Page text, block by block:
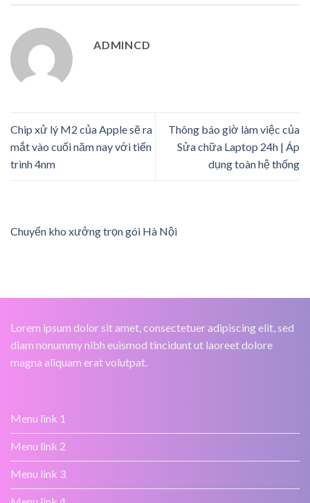
ADMINCD
Chip xử lý M2 của Apple sẽ ra
mắt vào cuối năm nay với tiến
trình 4nm
Thông báo giờ làm việc của
Sửa chữa Laptop 24h | Áp
dụng toàn hệ thống
Chuyển kho xưởng trọn gói Hà Nội
Lorem ipsum dolor sit amet, consectetuer adipiscing elit, sed
diam nonummy nibh euismod tincidunt ut laoreet dolore
magna aliquam erat volutpat.
Menu link 1
Menu link 2
Menu link 3